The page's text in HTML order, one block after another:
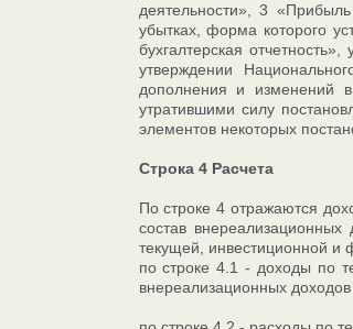
деятельности», 3
убытках, форма которого
бухгалтерская
утверждении
дополнения и изменений
утратившими силу
элементов некоторых
Строка 4 Расчета
По строке 4 отражаются
состав
текущей, инвестиционной и
по строке 4.1 - доходы по
внереализационных